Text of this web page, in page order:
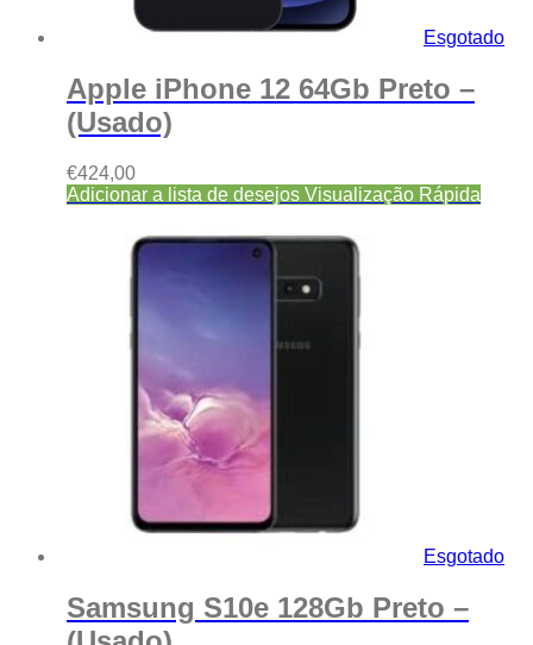
Esgotado
Apple iPhone 12 64Gb Preto –
(Usado)
€424,00
Adicionar a lista de desejos Visualização Rápida
Esgotado
Samsung S10e 128Gb Preto –